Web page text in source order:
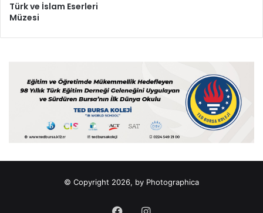
Türk ve İslam Eserleri
Müzesi
© Copyright 2026, by Photographica